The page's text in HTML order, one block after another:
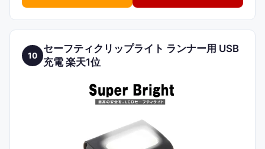
10
セーフティクリップライト ランナー用 USB
充電 楽天1位